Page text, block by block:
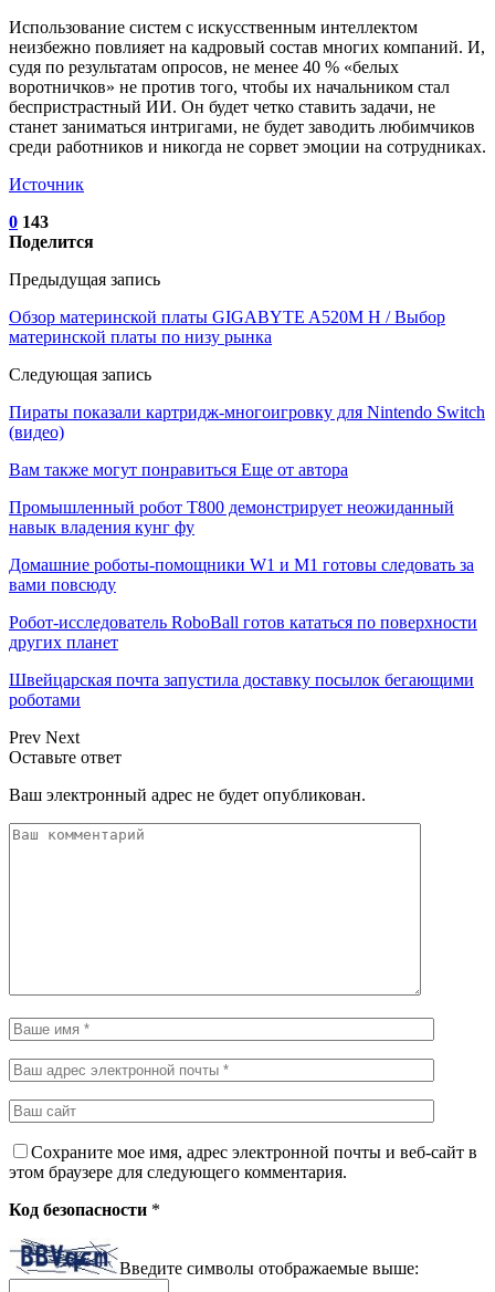
Использование систем с искусственным интеллектом
неизбежно повлияет на кадровый состав многих компаний. И,
судя по результатам опросов, не менее 40 % «белых
воротничков» не против того, чтобы их начальником стал
беспристрастный ИИ. Он будет четко ставить задачи, не
станет заниматься интригами, не будет заводить любимчиков
среди работников и никогда не сорвет эмоции на сотрудниках.
Источник
0 143
Поделится
Предыдущая запись
Обзор материнской платы GIGABYTE A520M H / Выбор
материнской платы по низу рынка
Следующая запись
Пираты показали картридж-многоигровку для Nintendo Switch
(видео)
Вам также могут понравиться Еще от автора
Промышленный робот Т800 демонстрирует неожиданный
навык владения кунг фу
Домашние роботы-помощники W1 и M1 готовы следовать за
вами повсюду
Робот-исследователь RoboBall готов кататься по поверхности
других планет
Швейцарская почта запустила доставку посылок бегающими
роботами
Prev Next
Оставьте ответ
Ваш электронный адрес не будет опубликован.
Сохраните мое имя, адрес электронной почты и веб-сайт в
этом браузере для следующего комментария.
Код безопасности *
Введите символы отображаемые выше: